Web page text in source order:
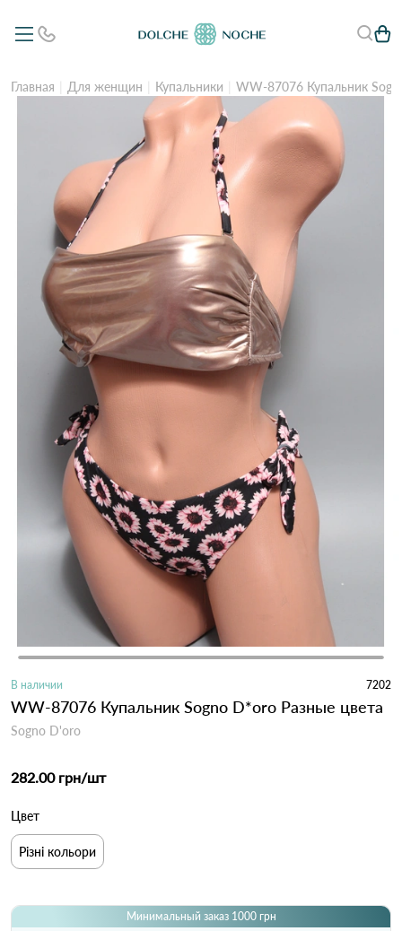
Главная Для женщин Купальники WW-87076 Купальник
В наличии 7202
WW-87076 Купальник Sogno D*oro Разные цвета
Sogno D'oro
282.00 грн/шт
Цвет
Різні кольори
Минимальный заказ 1000 грн